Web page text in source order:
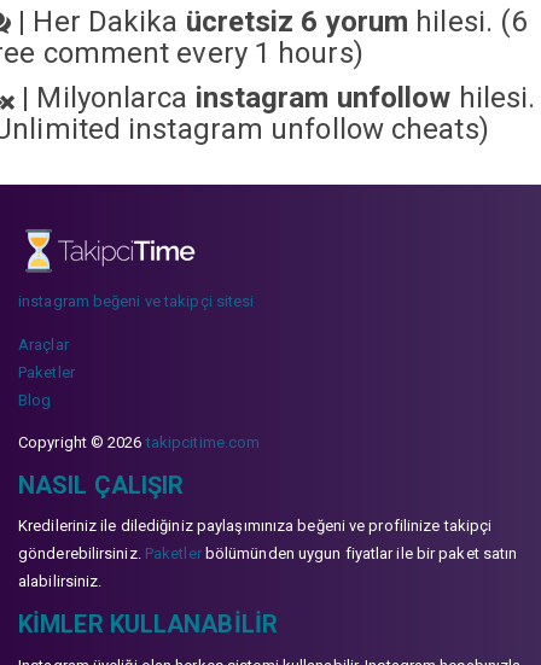
| Her Dakika ücretsiz 6 yorum hilesi. (6
comment every 1 hours)
| Milyonlarca instagram unfollow hilesi.
instagram unfollow cheats)
instagram beğeni ve takipçi sitesi
Araçlar
Paketler
Blog
Copyright © 2026takipcitime.com
NASIL ÇALIŞIR
Kredileriniz ile dilediğiniz paylaşımınıza beğeni ve profilinize takipçi
gönderebilirsiniz. Paketlerbölümünden uygun fiyatlar ile bir paket satın
alabilirsiniz.
KIMLER KULLANABILIR